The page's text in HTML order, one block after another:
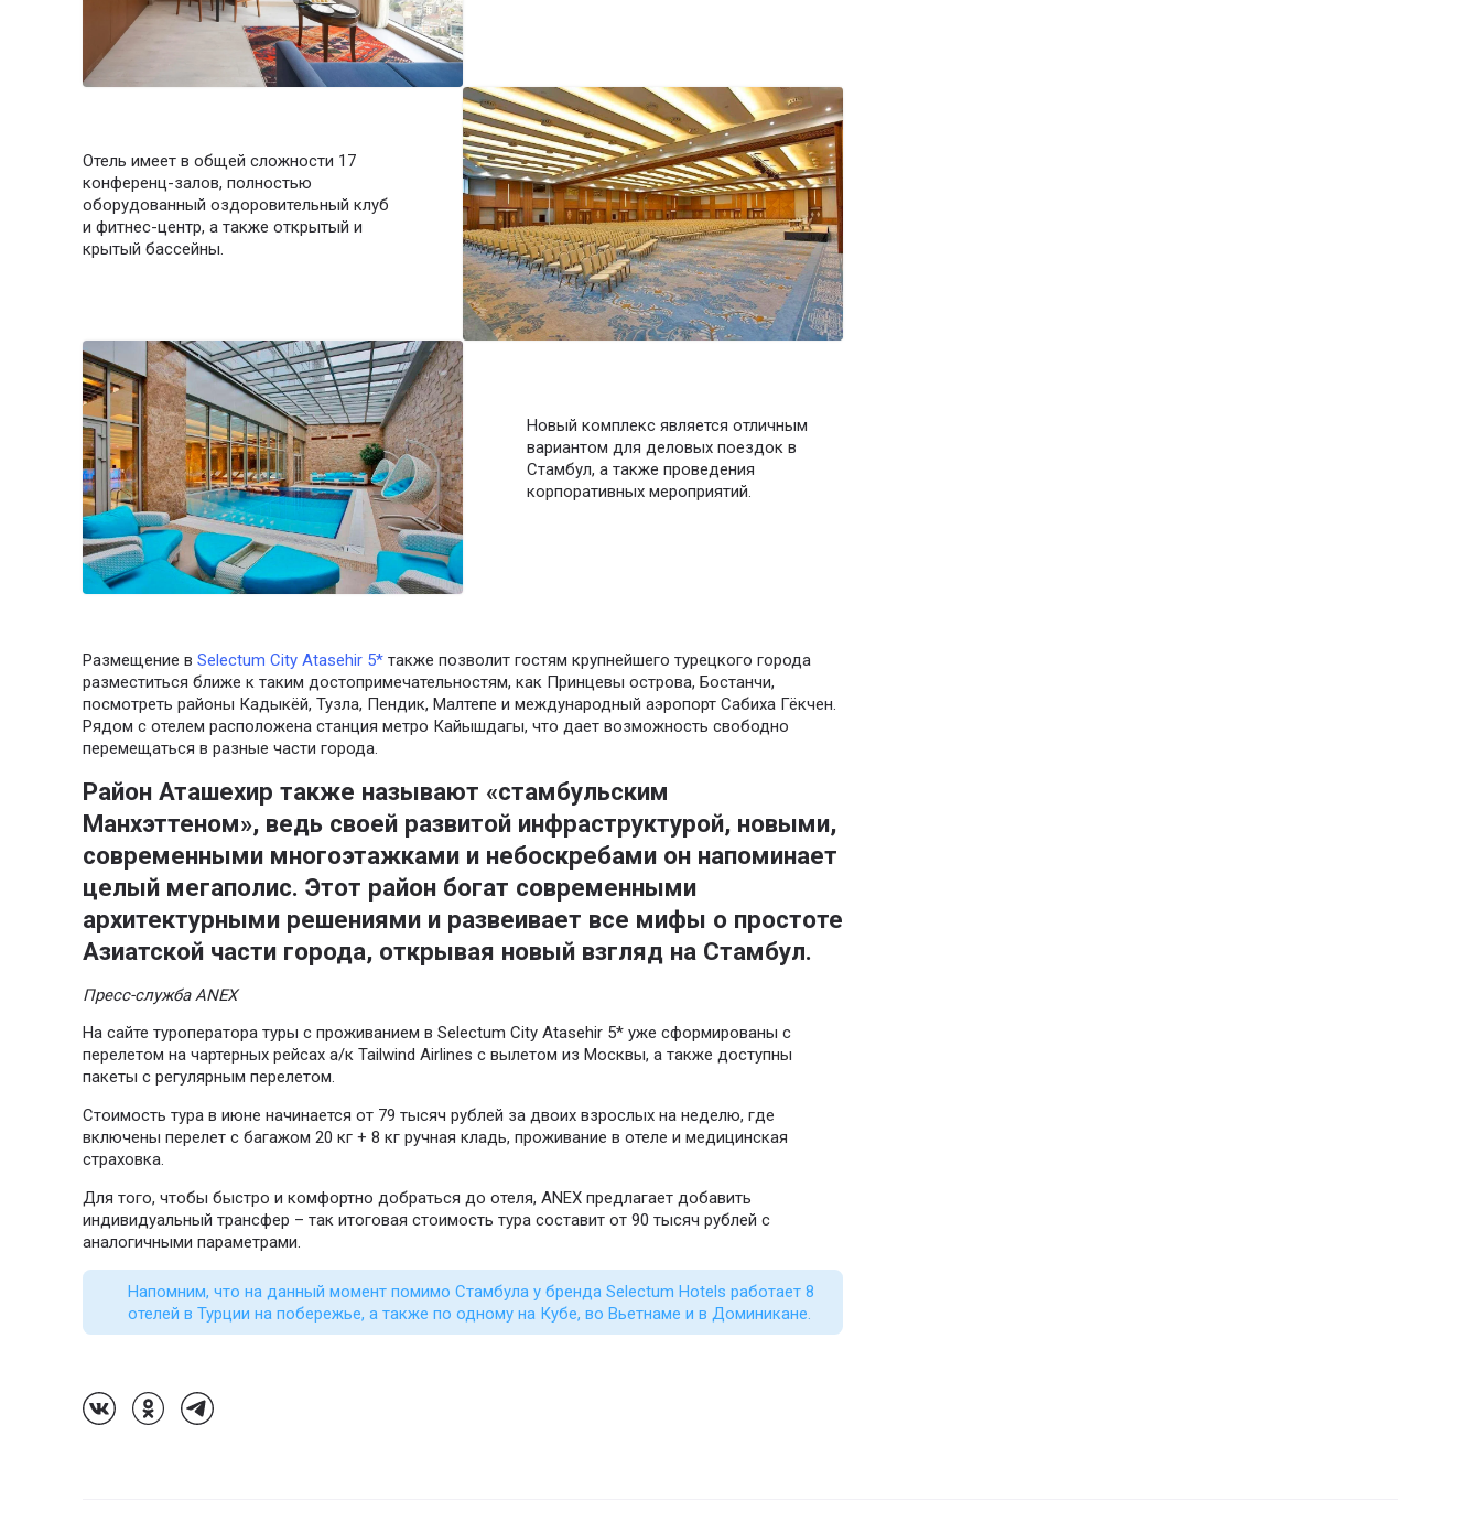
Отель имеет в общей сложности 17
конференц-залов, полностью
оборудованный оздоровительный клуб
и фитнес-центр, а также открытый и
крытый бассейны.
Новый комплекс является отличным
вариантом для деловых поездок в
Стамбул, а также проведения
корпоративных мероприятий.
Размещение в Selectum City Atasehir 5*также позволит гостям крупнейшего турецкого города
разместиться ближе к таким достопримечательностям, как Принцевы острова, Бостанчи,
посмотреть районы Кадыкёй, Тузла, Пендик, Малтепе и международный аэропорт Сабиха Гёкчен.
Рядом с отелем расположена станция метро Кайышдагы, что дает возможность свободно
перемещаться в разные части города.
Район Аташехир также называют «стамбульским
Манхэттеном», ведь своей развитой инфраструктурой, новыми,
современными многоэтажками и небоскребами он напоминает
целый мегаполис. Этот район богат современными
архитектурными решениями и развеивает все мифы о простоте
Азиатской части города, открывая новый взгляд на Стамбул.
Пресс-служба ANEX
На сайте туроператора туры с проживанием в Selectum City Atasehir 5* уже сформированы с
перелетом на чартерных рейсах а/к Tailwind Airlines с вылетом из Москвы, а также доступны
пакеты с регулярным перелетом.
Стоимость тура в июне начинается от 79 тысяч рублей за двоих взрослых на неделю, где
включены перелет с багажом 20 кг + 8 кг ручная кладь, проживание в отеле и медицинская
страховка.
Для того, чтобы быстро и комфортно добраться до отеля, ANEX предлагает добавить
индивидуальный трансфер – так итоговая стоимость тура составит от 90 тысяч рублей с
аналогичными параметрами.
Напомним, что на данный момент помимо Стамбула у бренда Selectum Hotels работает 8
отелей в Турции на побережье, а также по одному на Кубе, во Вьетнаме и в Доминикане.